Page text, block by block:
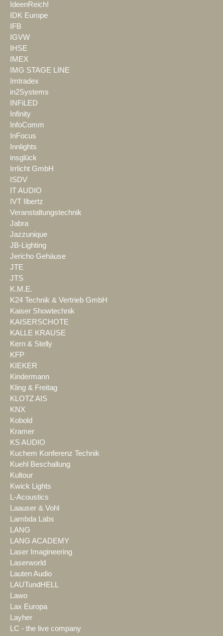
IdeenReich!
IDK Europe
IFB
IGVW
IHSE
IMEX
IMG STAGE LINE
Imtradex
in2Systems
INFiLED
Infinity
InfoComm
InFocus
Innlights
insglück
Irrlicht GmbH
ISDV
IT AUDIO
IVT Ilbertz
Veranstaltungstechnik
Jabra
Jazzunique
JB-Lighting
Jericho Gehäuse
JTE
JTS
K.M.E.
K24 Technik & Vertrieb GmbH
Kaiser Showtechnik
KAISERSCHOTE
KALLE KRAUSE
Kern & Stelly
KFP
KIEKER
Kindermann
Kling & Freitag
KLOTZ AIS
KNX
Kobold
Kramer
KS AUDIO
Kuchem Konferenz Technik
Kuehl Beschallung
Kultour
Kwick Lights
L-Acoustics
Laauser & Vohl
Lambda Labs
LANG
LANG ACADEMY
Laser Imagineering
Laserworld
Lauten Audio
LAUTundHELL
Lawo
Lax Europa
Layher
LC - the live company